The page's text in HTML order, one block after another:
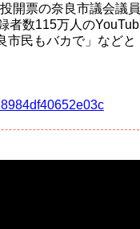
開票の奈良市議会議員
者数115万人のYouTub
市民もバカで」などと